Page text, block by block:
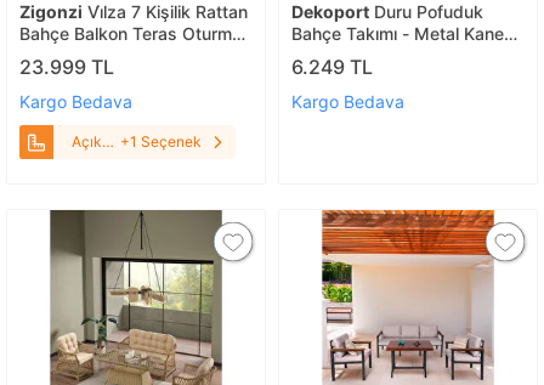
Zigonzi Vi̇lza 7 Kişilik Rattan
Bahçe Balkon Teras Oturma
Grubu Antrasit Minderli
(3+1+1) 80x140 Cm Masa, 2
Adet Puf - Cappiçino Açık
Cappuccino
23.999 TL
Kargo Bedava
Açık
+1 Seçenek
Dekoport Duru Pofuduk
Bahçe Takımı - Metal Kanepe
- Oturma Grubu - 2 1 1
Masalı
6.249 TL
Kargo Bedava